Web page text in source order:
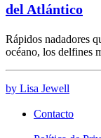
del Atlántico
Rápidos nadadores
océano, los delfines
by Lisa Jewell
Contacto